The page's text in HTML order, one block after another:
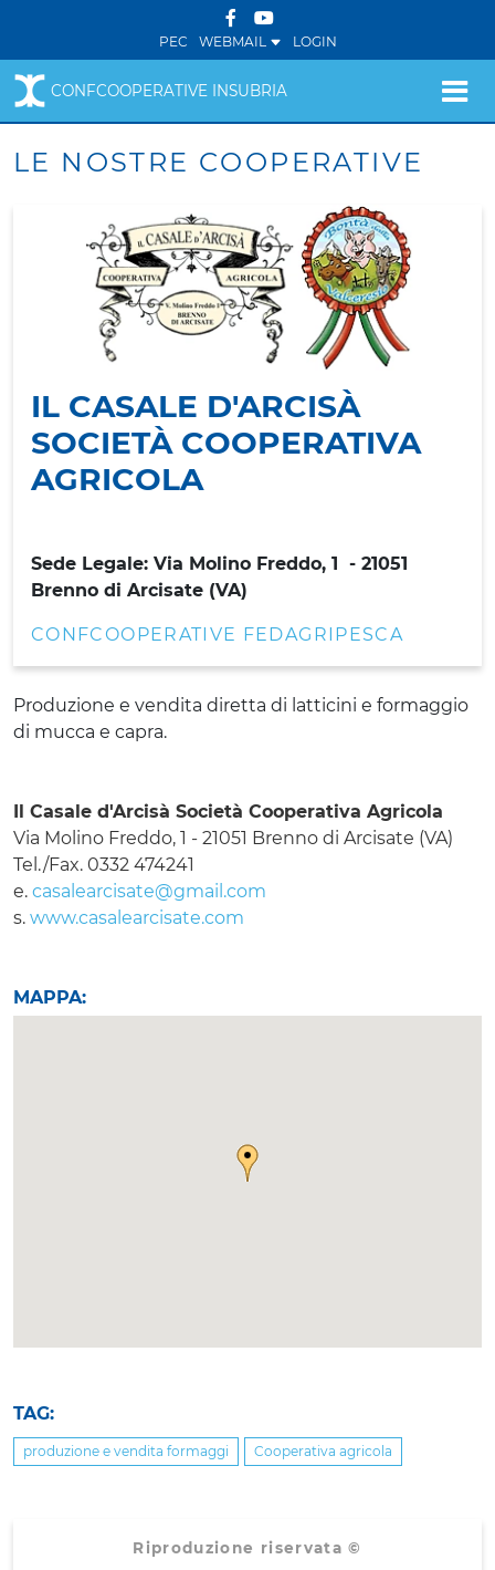
PEC WEBMAIL LOGIN
CONFCOOPERATIVE INSUBRIA
LE NOSTRE COOPERATIVE
IL CASALE D'ARCISÀ
SOCIETÀ COOPERATIVA
AGRICOLA
Sede Legale: Via Molino Freddo, 1 - 21051
Brenno di Arcisate (VA)
CONFCOOPERATIVE FEDAGRIPESCA
Produzione e vendita diretta di latticini e formaggio
di mucca e capra.
Il Casale d'Arcisà Società Cooperativa Agricola
Via Molino Freddo, 1 - 21051 Brenno di Arcisate (VA)
Tel./Fax. 0332 474241
e. casalearcisate@gmail.com
s. www.casalearcisate.com
MAPPA:
TAG:
produzione e vendita formaggi Cooperativa agricola
Riproduzione riservata ©